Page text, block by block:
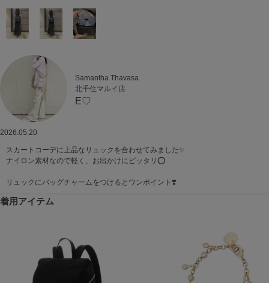
Samantha Thavasa
北千住マルイ店
E♡
2026.05.20
スカートコーデに上品なリュックを合わせてみました✨
ナイロン素材なので軽く、お出かけにピッタリ⭕️
リュックにバッグチャームをつけるとワンポイント❣️
着用アイテム